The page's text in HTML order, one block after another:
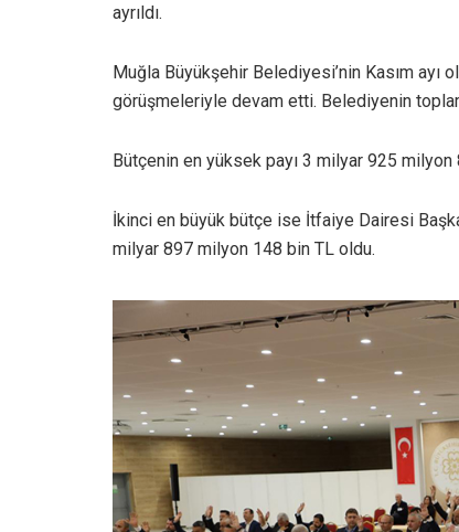
ayrıldı.
Muğla Büyükşehir Belediyesi’nin Kasım ayı
görüşmeleriyle devam etti. Belediyenin
Bütçenin en yüksek payı 3 milyar 925 milyon
İkinci en büyük bütçe ise İtfaiye Dairesi
milyar 897 milyon 148 bin TL oldu.